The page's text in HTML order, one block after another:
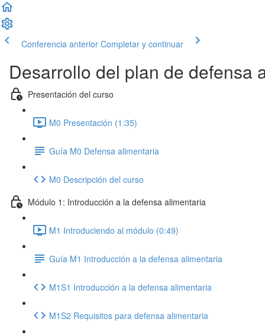
Conferencia anterior Completar y continuar
Desarrollo del plan de defensa
Presentación del curso
M0 Presentación (1:35)
Guía M0 Defensa alimentaria
M0 Descripción del curso
Módulo 1: Introducción a la defensa alimentaria
M1 Introduciendo al módulo (0:49)
Guía M1 Introducción a la defensa alimentaria
M1S1 Introducción a la defensa alimentaria
M1S2 Requisitos para defensa alimentaria